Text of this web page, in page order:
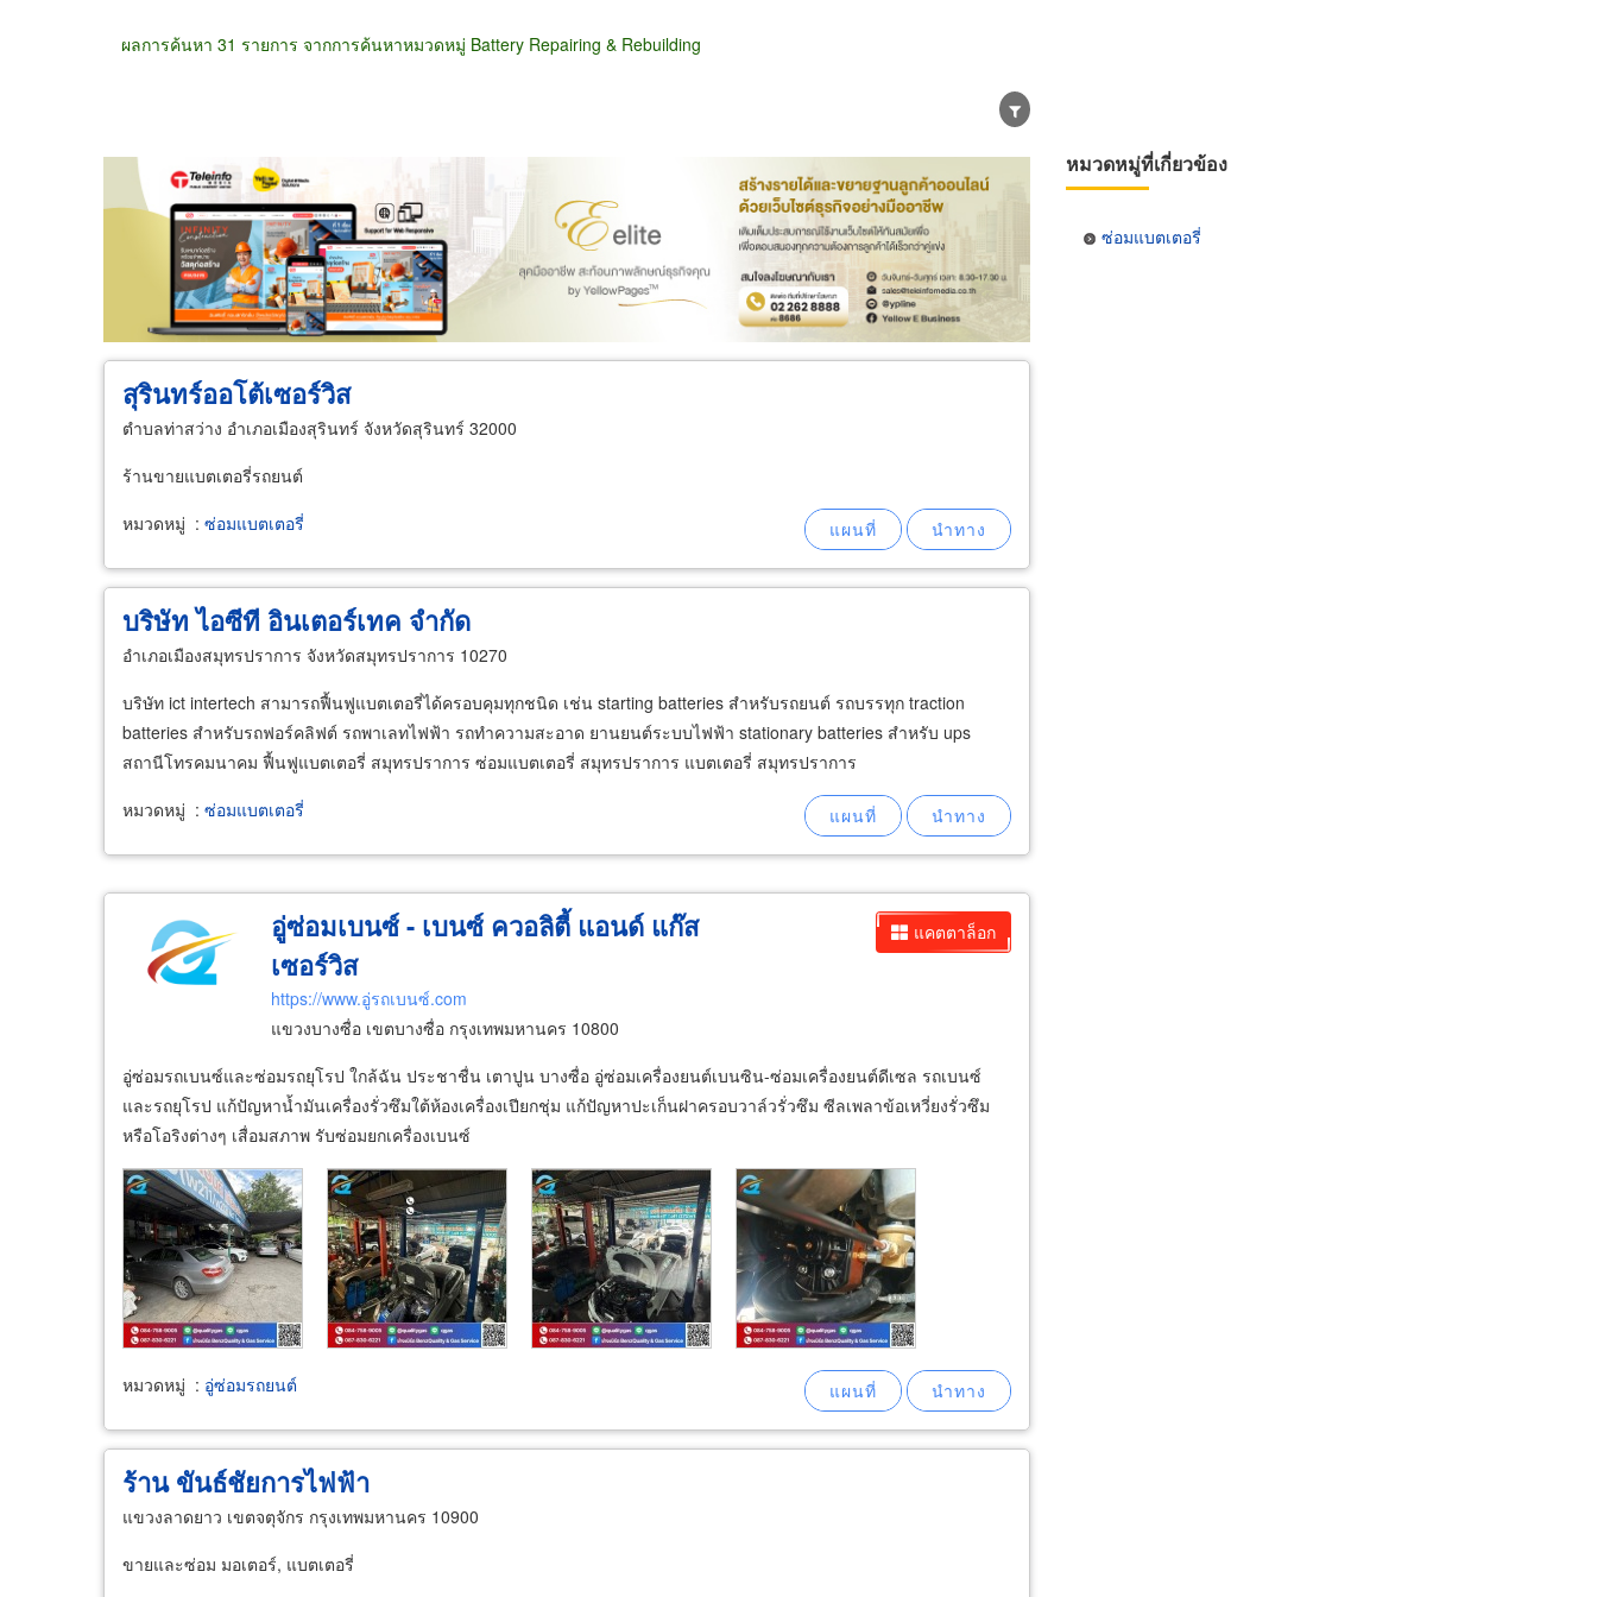
ผลการค้นหา 31 รายการ จากการค้นหาหมวดหมู่ Battery Repairing & Rebuilding
ขายส่ง ขายปลีก ผู้ผลิต ตัวแทนจัดจำหน่าย ผู้ส่งออก/นำเข้า ธุรกิจบริการ
สุรินทร์ออโต้เซอร์วิส
ตำบลท่าสว่าง อำเภอเมืองสุรินทร์ จังหวัดสุรินทร์ 32000
ร้านขายแบตเตอรี่รถยนต์
หมวดหมู่ : ซ่อมแบตเตอรี่
บริษัท ไอซีที อินเตอร์เทค จำกัด
อำเภอเมืองสมุทรปราการ จังหวัดสมุทรปราการ 10270
บริษัท ict intertech สามารถฟื้นฟูแบตเตอรี่ได้ครอบคุมทุกชนิด เช่น starting batteries สำหรับรถยนต์ รถบรรทุก traction
batteries สำหรับรถฟอร์คลิฟต์ รถพาเลทไฟฟ้า รถทำความสะอาด ยานยนต์ระบบไฟฟ้า stationary batteries สำหรับ ups
สถานีโทรคมนาคม ฟื้นฟูแบตเตอรี่ สมุทรปราการ ซ่อมแบตเตอรี่ สมุทรปราการ แบตเตอรี่ สมุทรปราการ
หมวดหมู่ : ซ่อมแบตเตอรี่
แคตตาล็อก
อู่ซ่อมเบนซ์ - เบนซ์ ควอลิตี้ แอนด์ แก๊ส
เซอร์วิส
https://www.อู่รถเบนซ์.com
แขวงบางซื่อ เขตบางซื่อ กรุงเทพมหานคร 10800
อู่ซ่อมรถเบนซ์และซ่อมรถยุโรป ใกล้ฉัน ประชาชื่น เตาปูน บางซื่อ อู่ซ่อมเครื่องยนต์เบนซิน-ซ่อมเครื่องยนต์ดีเซล รถเบนซ์
และรถยุโรป แก้ปัญหาน้ำมันเครื่องรั่วซึมใต้ห้องเครื่องเปียกชุ่ม แก้ปัญหาปะเก็นฝาครอบวาล์วรั่วซึม ซีลเพลาข้อเหวี่ยงรั่วซึม
หรือโอริงต่างๆ เสื่อมสภาพ รับซ่อมยกเครื่องเบนซ์
หมวดหมู่ : อู่ซ่อมรถยนต์
ร้าน ขันธ์ชัยการไฟฟ้า
แขวงลาดยาว เขตจตุจักร กรุงเทพมหานคร 10900
ขายและซ่อม มอเตอร์, แบตเตอรี่
หมวดหมู่ที่เกี่ยวข้อง
ซ่อมแบตเตอรี่